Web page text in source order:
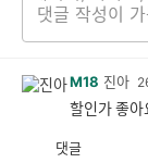
M18 진아
할인가 좋아
댓글